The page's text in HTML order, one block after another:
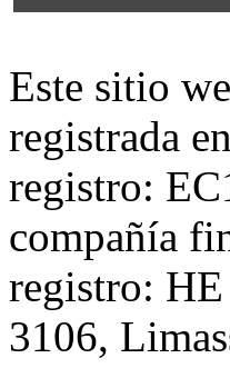
Este sitio
registrada
registro:
compañía
registro:
3106,